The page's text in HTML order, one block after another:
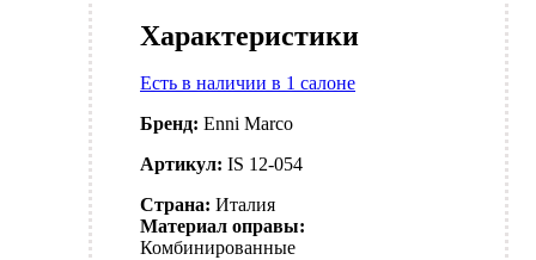
Характеристики
Есть в наличии в 1 салоне
Бренд: Enni Marco
Артикул: IS 12-054
Страна: Италия
Материал оправы:
Комбинированные